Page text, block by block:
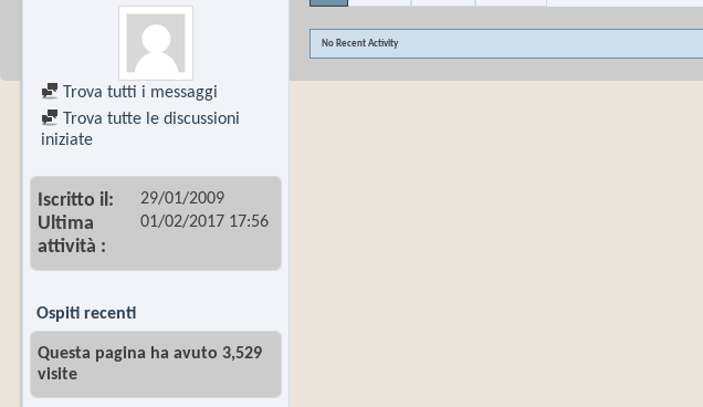
Trova tutti i messaggi
Trova tutte le discussioni
iniziate
Iscritto il 29/01/2009
Ultima
attività
01/02/2017 17:56
Ospiti recenti
Questa pagina ha avuto 3,529
visite
No Recent Activity